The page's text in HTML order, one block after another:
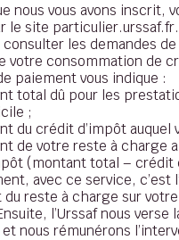
nous vous avons inscrit,
le site
les demandes
votre consommation de
paiement vous indique :
total dû pour les
;
du crédit d’impôt auquel
de votre reste à charge
(montant total – crédit
avec ce service, c’est
du reste à charge sur
l’Urssaf nous verse
nous rémunérons